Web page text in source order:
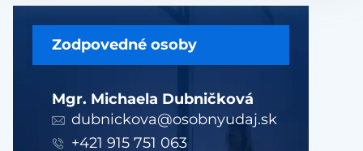
Zodpovedné osoby
Mgr. Michaela Dubničková
dubnickova@osobnyudaj.sk
+421 915 751 063